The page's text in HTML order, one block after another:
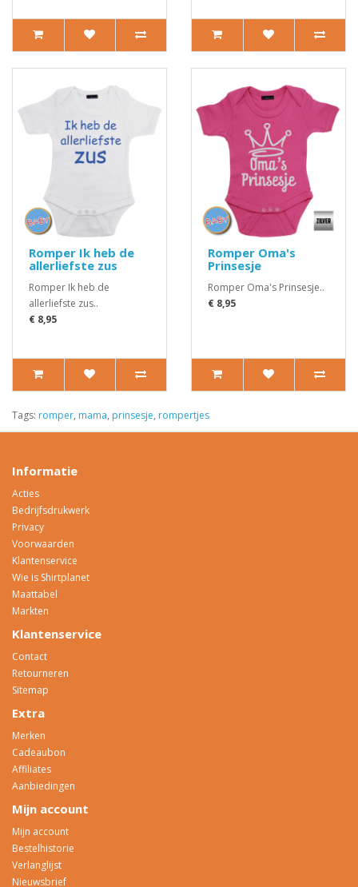
Romper Ik heb de
allerliefste zus
Romper Ik heb de
allerliefste zus..
€ 8,95
Romper Oma's
Prinsesje
Romper Oma's Prinsesje..
€ 8,95
Tags: romper, mama, prinsesje, rompertjes
Informatie
Acties
Bedrijfsdrukwerk
Privacy
Voorwaarden
Klantenservice
Wie is Shirtplanet
Maattabel
Markten
Klantenservice
Contact
Retourneren
Sitemap
Extra
Merken
Cadeaubon
Affiliates
Aanbiedingen
Mijn account
Mijn account
Bestelhistorie
Verlanglijst
Nieuwsbrief